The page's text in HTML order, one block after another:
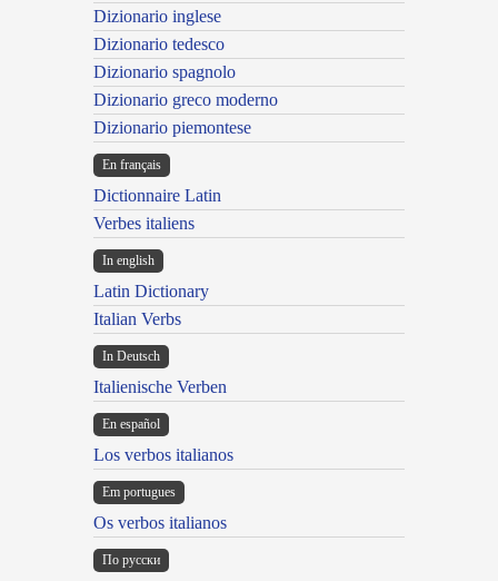
Dizionario inglese
Dizionario tedesco
Dizionario spagnolo
Dizionario greco moderno
Dizionario piemontese
En français
Dictionnaire Latin
Verbes italiens
In english
Latin Dictionary
Italian Verbs
In Deutsch
Italienische Verben
En español
Los verbos italianos
Em portugues
Os verbos italianos
По русски